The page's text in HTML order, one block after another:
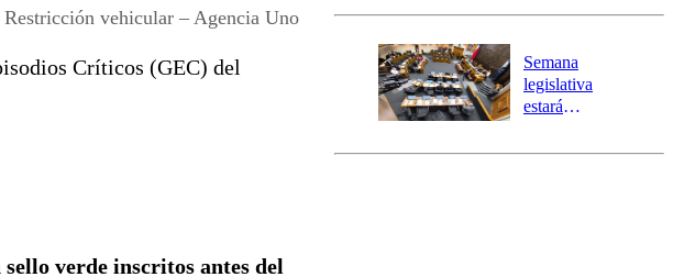
Restricción vehicular – Agencia Uno
Críticos (GEC) del
sello verde inscritos antes del
activa Alerta
Preventiva en
tres comunas
Semana
legislativa
estará
el fin de la